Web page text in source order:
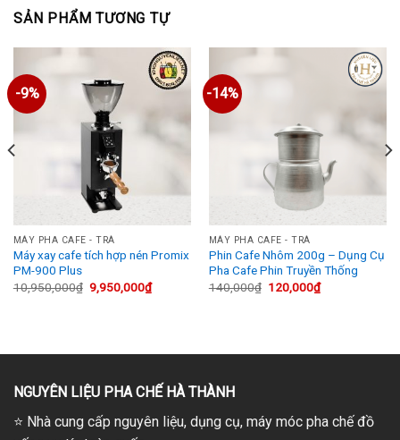
SẢN PHẨM TƯƠNG TỰ
-9%
MÁY PHA CAFE - TRÀ
Máy xay cafe tích hợp nén Promix
PM-900 Plus
10,950,000₫ Giá
gốc
9,950,000₫Giá
hiện
-14%
MÁY PHA CAFE - TRÀ
Phin Cafe Nhôm 200g – Dụng Cụ
Pha Cafe Phin Truyền Thống
140,000₫ Giá
120,000₫Giá
hiện
NGUYÊN LIỆU PHA CHẾ HÀ THÀNH
⭐ Nhà cung cấp nguyên liệu, dụng cụ, máy móc pha chế đồ